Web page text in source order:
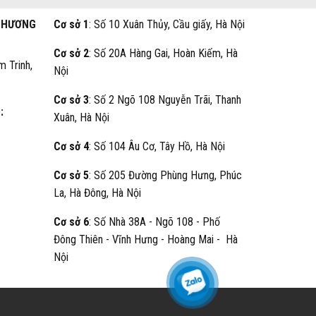
Trinh,
Cơ sở 1: Số 10 Xuân Thủy, Cầu giấy, Hà Nội
Cơ sở 2: Số 20A Hàng Gai, Hoàn Kiếm, Hà
Nội
Cơ sở 3: Số 2 Ngõ 108 Nguyễn Trãi, Thanh
Xuân, Hà Nội
Cơ sở 4: Số 104 Âu Cơ, Tây Hồ, Hà Nội
Cơ sở 5: Số 205 Đường Phùng Hưng, Phúc
La, Hà Đông, Hà Nội
Cơ sở 6: Số Nhà 38A - Ngõ 108 - Phố
Đông Thiên - Vĩnh Hưng - Hoàng Mai - Hà
Nội